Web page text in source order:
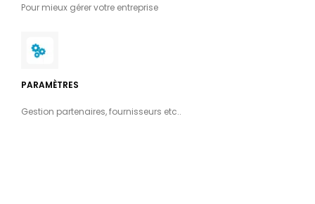
Pour mieux gérer votre entreprise
PARAMÈTRES
Gestion partenaires, fournisseurs etc..